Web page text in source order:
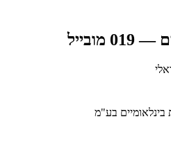
— 019 מובייל